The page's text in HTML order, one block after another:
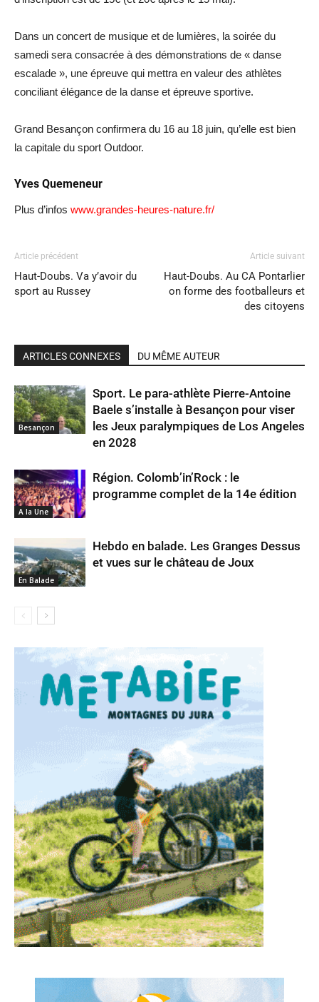
Dans un concert de musique et de lumières, la soirée du
samedi sera consacrée à des démonstrations de « danse
escalade », une épreuve qui mettra en valeur des athlètes
conciliant élégance de la danse et épreuve sportive.
Grand Besançon confirmera du 16 au 18 juin, qu’elle est bien
la capitale du sport Outdoor.
Yves Quemeneur
Plus d’infos www.grandes-heures-nature.fr/
Article précédent
Haut-Doubs. Va y’avoir du
sport au Russey
Article suivant
Haut-Doubs. Au CA Pontarlier
on forme des footballeurs et
des citoyens
ARTICLES CONNEXES DU MÊME AUTEUR
Besançon
Sport. Le para-athlète Pierre-Antoine
Baele s’installe à Besançon pour viser
les Jeux paralympiques de Los Angeles
en 2028
A la Une
Région. Colomb’in’Rock : le
programme complet de la 14e édition
En Balade
Hebdo en balade. Les Granges Dessus
et vues sur le château de Joux